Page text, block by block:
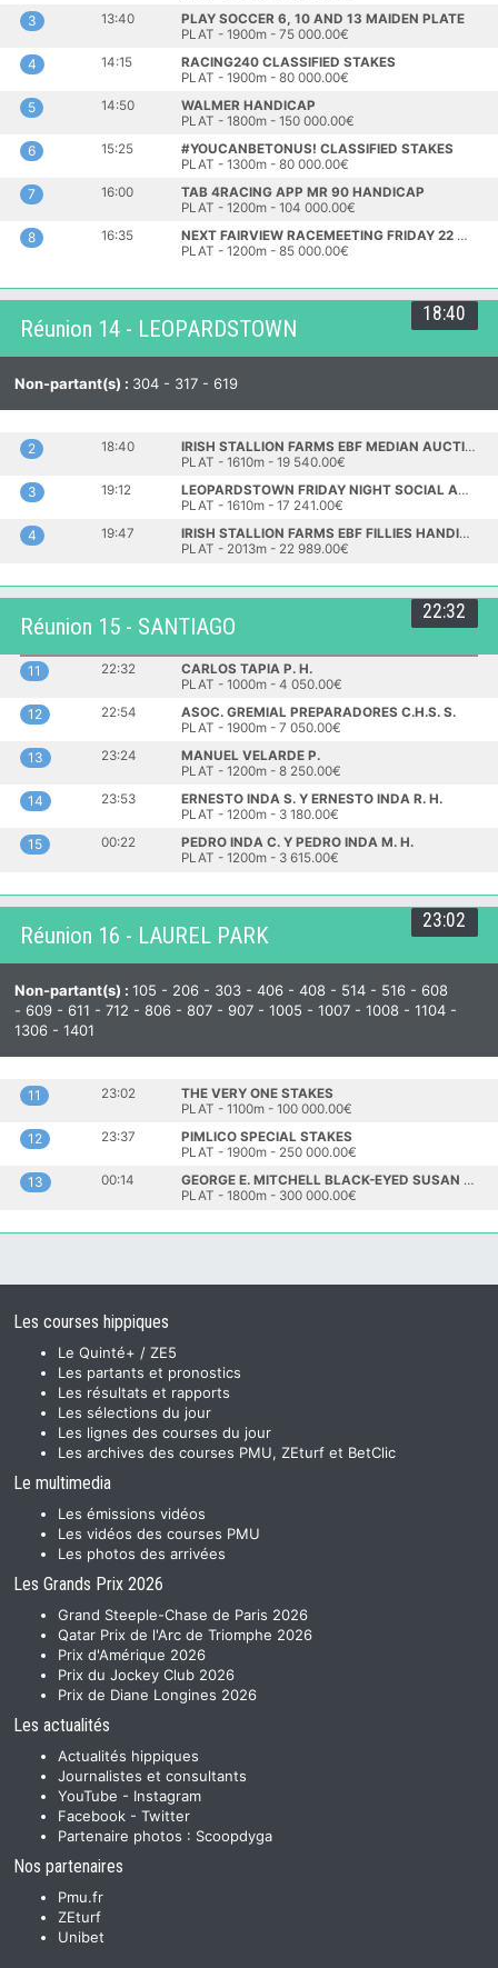
3 13:40
PLAY SOCCER 6, 10 AND 13 MAIDEN PLATE
PLAT - 1900m - 75 000.00€
4 14:15
RACING240 CLASSIFIED STAKES
PLAT - 1900m - 80 000.00€
5 14:50
WALMER HANDICAP
PLAT - 1800m - 150 000.00€
6 15:25
#YOUCANBETONUS! CLASSIFIED STAKES
PLAT - 1300m - 80 000.00€
7 16:00
TAB 4RACING APP MR 90 HANDICAP
PLAT - 1200m - 104 000.00€
8 16:35
NEXT FAIRVIEW RACEMEETING FRIDAY 22 MAY FM 74 HANDICAP
PLAT - 1200m - 85 000.00€
18:40
Réunion 14 - LEOPARDSTOWN
Non-partant(s) : 304 - 317 - 619
2 18:40
IRISH STALLION FARMS EBF MEDIAN AUCTION MAIDEN
PLAT - 1610m - 19 540.00€
3 19:12
LEOPARDSTOWN FRIDAY NIGHT SOCIAL APPRENTICE HANDICAP
PLAT - 1610m - 17 241.00€
4 19:47
IRISH STALLION FARMS EBF FILLIES HANDICAP
PLAT - 2013m - 22 989.00€
22:32
Réunion 15 - SANTIAGO
11 22:32
CARLOS TAPIA P. H.
PLAT - 1000m - 4 050.00€
12 22:54
ASOC. GREMIAL PREPARADORES C.H.S. S.
PLAT - 1900m - 7 050.00€
13 23:24
MANUEL VELARDE P.
PLAT - 1200m - 8 250.00€
14 23:53
ERNESTO INDA S. Y ERNESTO INDA R. H.
PLAT - 1200m - 3 180.00€
15 00:22
PEDRO INDA C. Y PEDRO INDA M. H.
PLAT - 1200m - 3 615.00€
23:02
Réunion 16 - LAUREL PARK
Non-partant(s) : 105 - 206 - 303 - 406 - 408 - 514 - 516 - 608
- 609 - 611 - 712 - 806 - 807 - 907 - 1005 - 1007 - 1008 - 1104 -
1306 - 1401
11 23:02
THE VERY ONE STAKES
PLAT - 1100m - 100 000.00€
12 23:37
PIMLICO SPECIAL STAKES
PLAT - 1900m - 250 000.00€
13 00:14
GEORGE E. MITCHELL BLACK-EYED SUSAN STAKES
PLAT - 1800m - 300 000.00€
Les courses hippiques
Le Quinté+ / ZE5
Les partants et pronostics
Les résultats et rapports
Les sélections du jour
Les lignes des courses du jour
Les archives des courses PMU, ZEturf et BetClic
Le multimedia
Les émissions vidéos
Les vidéos des courses PMU
Les photos des arrivées
Les Grands Prix 2026
Grand Steeple-Chase de Paris 2026
Qatar Prix de l'Arc de Triomphe 2026
Prix d'Amérique 2026
Prix du Jockey Club 2026
Prix de Diane Longines 2026
Les actualités
Actualités hippiques
Journalistes et consultants
YouTube - Instagram
Facebook - Twitter
Partenaire photos : Scoopdyga
Nos partenaires
Pmu.fr
ZEturf
Unibet